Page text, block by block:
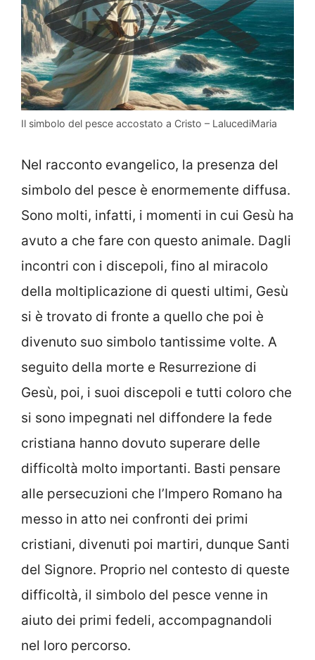
Il simbolo del pesce accostato a Cristo – LalucediMaria
Nel racconto evangelico, la presenza del
simbolo del pesce è enormemente diffusa.
Sono molti, infatti, i momenti in cui Gesù ha
avuto a che fare con questo animale. Dagli
incontri con i discepoli, fino al miracolo
della moltiplicazione di questi ultimi, Gesù
si è trovato di fronte a quello che poi è
divenuto suo simbolo tantissime volte. A
seguito della morte e Resurrezione di
Gesù, poi, i suoi discepoli e tutti coloro che
si sono impegnati nel diffondere la fede
cristiana hanno dovuto superare delle
difficoltà molto importanti. Basti pensare
alle persecuzioni che l’Impero Romano ha
messo in atto nei confronti dei primi
cristiani, divenuti poi martiri, dunque Santi
del Signore. Proprio nel contesto di queste
difficoltà, il simbolo del pesce venne in
aiuto dei primi fedeli, accompagnandoli
nel loro percorso.